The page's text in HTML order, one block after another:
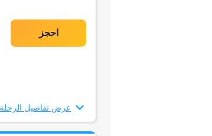
عرض تفاصيل الرحلة